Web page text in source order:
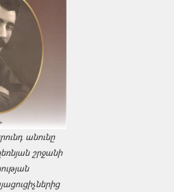
անունը
շրջանի